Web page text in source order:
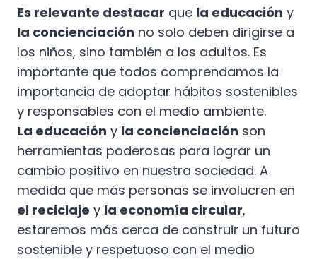
Es relevante destacar que la educación y
la concienciación no solo deben dirigirse a
los niños, sino también a los adultos. Es
importante que todos comprendamos la
importancia de adoptar hábitos sostenibles
y responsables con el medio ambiente.
La educación y la concienciación son
herramientas poderosas para lograr un
cambio positivo en nuestra sociedad. A
medida que más personas se involucren en
el reciclaje y la economía circular,
estaremos más cerca de construir un futuro
sostenible y respetuoso con el medio